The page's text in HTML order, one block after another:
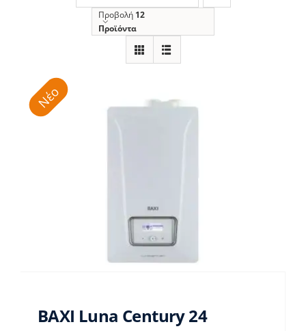
Προβολή 12
Προϊόντα
Νέο
BAXI Luna Century 24